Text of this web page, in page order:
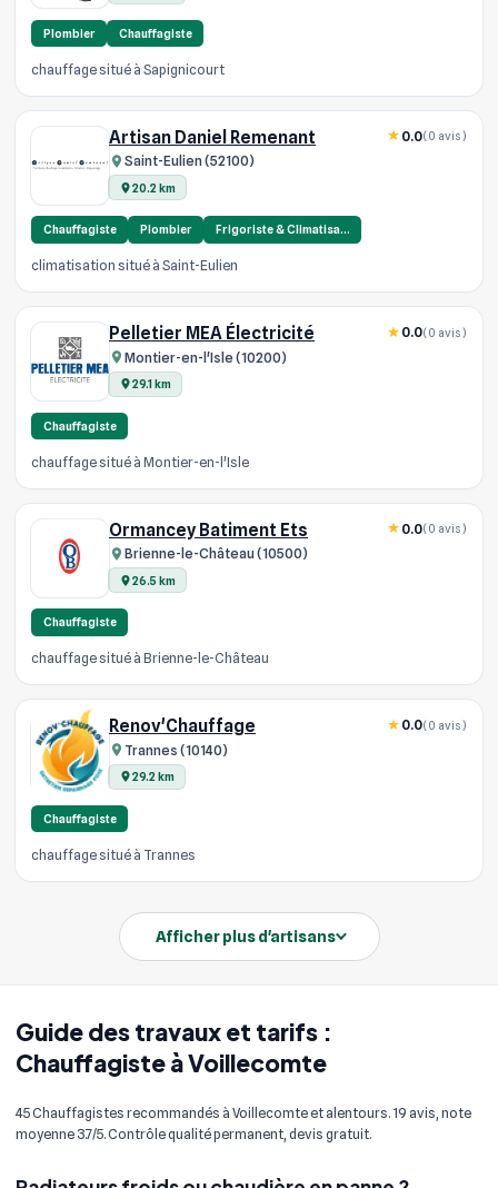
Guide des travaux et tarifs :
Chauffagiste à Voillecomte
45 Chauffagistes recommandés à Voillecomte et alentours. 19 avis, note
moyenne 3.7/5. Contrôle qualité permanent, devis gratuit.
Plombier Chauffagiste
chauffage situé à Sapignicourt
Artisan Daniel Remenant
Saint-Eulien (52100)
20.2 km
0.0(0 avis)
Chauffagiste Plombier Frigoriste & Climatisa…
climatisation situé à Saint-Eulien
Pelletier MEA Électricité
Montier-en-l'Isle (10200)
29.1 km
0.0(0 avis)
Chauffagiste
chauffage situé à Montier-en-l'Isle
Ormancey Batiment Ets
Brienne-le-Château (10500)
26.5 km
0.0(0 avis)
Chauffagiste
chauffage situé à Brienne-le-Château
Renov'Chauffage
Trannes (10140)
29.2 km
0.0(0 avis)
Chauffagiste
chauffage situé à Trannes
Afficher plus d'artisans